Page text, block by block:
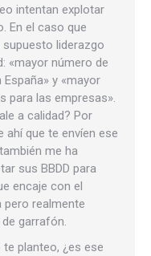
intentan explotar
En el caso que
liderazgo
«mayor número de
y «mayor
para las empresas».
a calidad? Por
ahí que te envíen ese
me ha
sus BBDD para
encaje con el
pero realmente
garrafón.
planteo, ¿es ese